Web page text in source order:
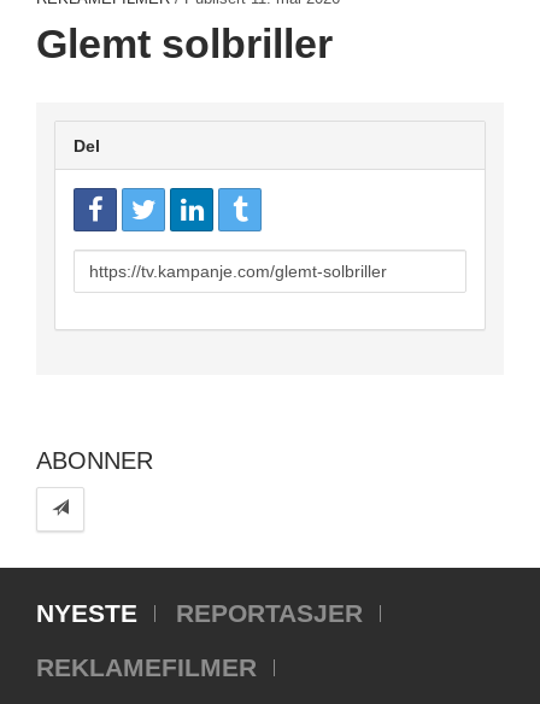
Glemt solbriller
Del
URL
to
ABONNER
NYESTE
REPORTASJER
REKLAMEFILMER